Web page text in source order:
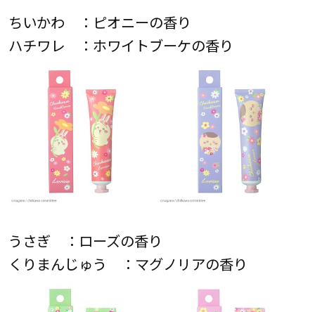
ちいかわ ：ピオニーの香り
ハチワレ ：ホワイトブーケの香り
うさぎ ：ローズの香り
くりまんじゅう ：マグノリアの香り